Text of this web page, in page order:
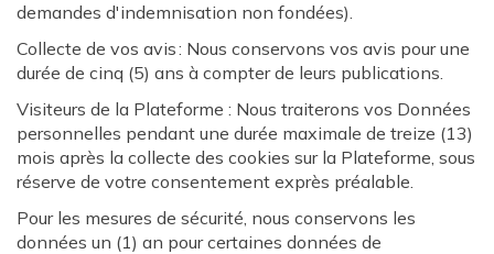
demandes d'indemnisation non fondées).
Collecte de vos avis : Nous conservons vos avis pour une
durée de cinq (5) ans à compter de leurs publications.
Visiteurs de la Plateforme : Nous traiterons vos Données
personnelles pendant une durée maximale de treize (13)
mois après la collecte des cookies sur la Plateforme, sous
réserve de votre consentement exprès préalable.
Pour les mesures de sécurité, nous conservons les
données un (1) an pour certaines données de